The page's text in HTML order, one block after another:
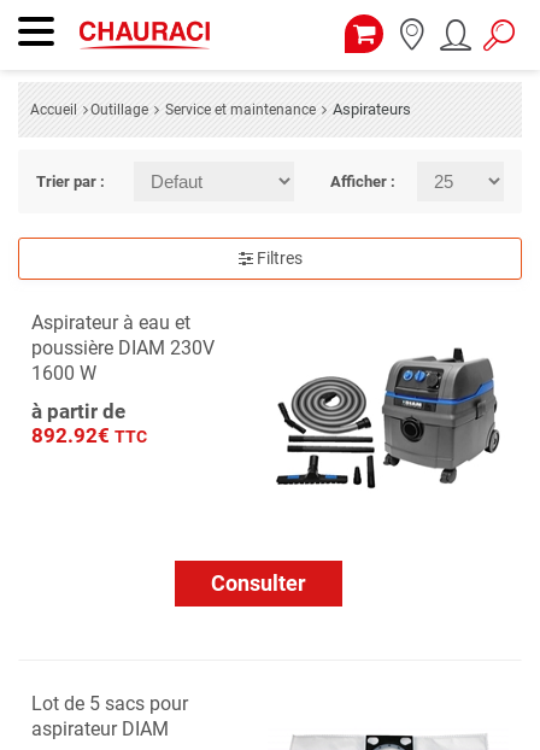
Accueil Outillage Service et maintenance Aspirateurs
Trier par : Afficher :
Filtres
Aspirateur à eau et
poussière DIAM 230V
1600 W
à partir de
892.92€ TTC
Consulter
Lot de 5 sacs pour
aspirateur DIAM